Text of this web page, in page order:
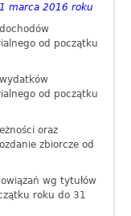
marca 2016 roku
od początku
od początku
oraz
zbiorcze od
wg tytułów
roku do 31